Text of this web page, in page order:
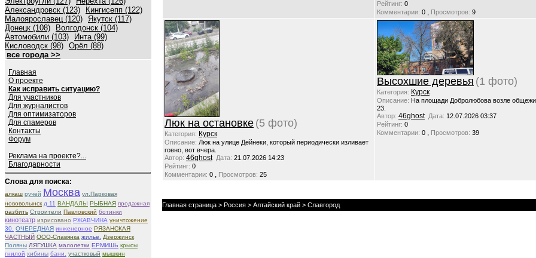
Александровск (123)
Кингисепп (122)
Малоярославец (120) Якутск (117)
Донецк (108)
Волгодонск (104)
Автомобили (103)
Инта (99)
Кисловодск (98) Орёл (88)
все города >>
Главная
О проекте
Как исправить ситуацию?
Для участников
Для журналистов
Для оптимизаторов
Для спамеров
Контакты
Форум
Реклама на проекте?...
Благодарности
Слова для поиска:
алкаш ручей Москва ул.Парковая
нововолынск д.11 ВАНДАЛЫ РЫБНАЯ продажная
разбить Строители Павловский ботинки
кинотеатр изрисовано РЖАВЧИНА уничтожение
30. ОЧЕРЕДНАЯ инженерное РЯЗАНСКАЯ
ЧАСТНЫЙ ООО-Славянка жилье.
Дзержинск
Поляны ЛЯГУШКА малолетки ЕРМИШЬ крысы
гнилой хибины бани. участковый мышкин
Рейтинг: 0
Комментарии: 0 , Просмотров: 9
Люк на остановке (5 фото)
Категория: Курск
Описание: Люк на улице Дейнеки, который периодически изливает
говно, вот вчера.
Автор: 46ghost Дата: 21.07.2026 14:23
Рейтинг: 0
Комментарии: 0 , Просмотров: 25
Высохшие деревья (1 фото)
Категория: Курск
Описание: На площади Добролюбова возле
23.
Автор: 46ghost Дата: 12.07.2026 03:37
Рейтинг: 0
Комментарии: 0 , Просмотров: 39
Главная страница > Россия > Алтайский край > Славгород